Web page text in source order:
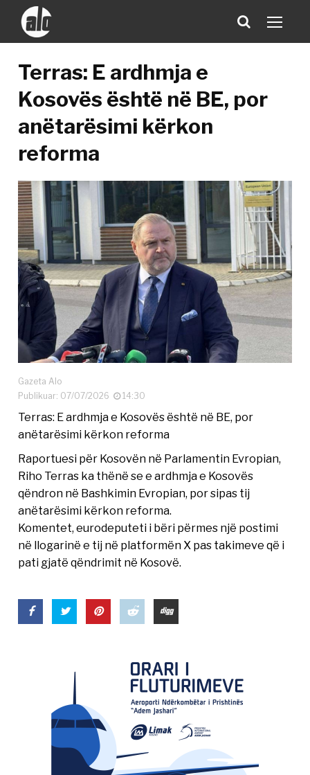
Terras: E ardhmja e
Kosovës është në BE, por
anëtarësimi kërkon
reforma
Gazeta Alo
Publikuar: 07/07/2026
14:30
Terras: E ardhmja e Kosovës është në BE, por
anëtarësimi kërkon reforma
Raportuesi për Kosovën në Parlamentin Evropian,
Riho Terras ka thënë se e ardhmja e Kosovës
qëndron në Bashkimin Evropian, por sipas tij
anëtarësimi kërkon reforma.
Komentet, eurodeputeti i bëri përmes një postimi
në llogarinë e tij në platformën X pas takimeve që i
pati gjatë qëndrimit në Kosovë.